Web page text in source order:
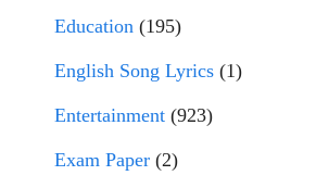
Education (195)
English Song Lyrics (1)
Entertainment (923)
Exam Paper (2)